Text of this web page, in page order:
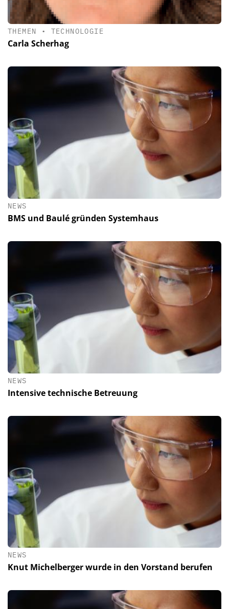
THEMEN • TECHNOLOGIE
Carla Scherhag
NEWS
BMS und Baulé gründen Systemhaus
NEWS
Intensive technische Betreuung
NEWS
Knut Michelberger wurde in den Vorstand berufen